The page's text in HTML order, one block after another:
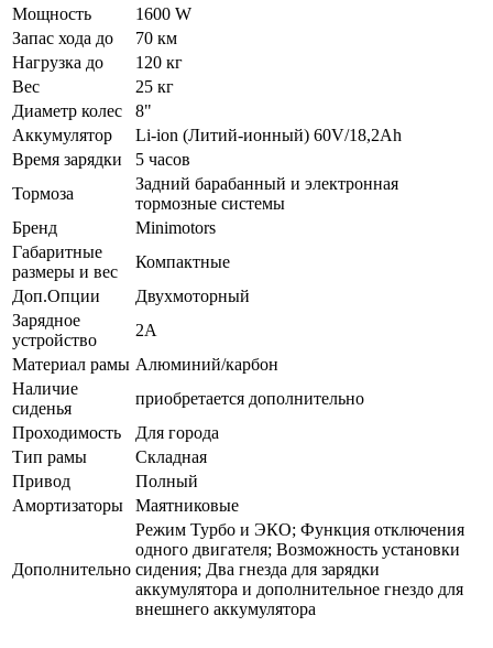
Мощность
1600 W
Запас хода до
70 км
Нагрузка до
120 кг
Вес
25 кг
Диаметр колес
8"
Аккумулятор
Li-ion (Литий-ионный) 60V/18,2Ah
Время зарядки
5 часов
Тормоза
Задний барабанный и электронная
тормозные системы
Бренд
Minimotors
Габаритные
размеры и вес
Компактные
Доп.Опции
Двухмоторный
Зарядное
устройство
2А
Материал рамы Алюминий/карбон
Наличие
сиденья
приобретается дополнительно
Проходимость
Для города
Тип рамы
Складная
Привод
Полный
Амортизаторы
Маятниковые
Дополнительно
Режим Турбо и ЭКО; Функция отключения
одного двигателя; Возможность установки
сидения; Два гнезда для зарядки
аккумулятора и дополнительное гнездо для
внешнего аккумулятора